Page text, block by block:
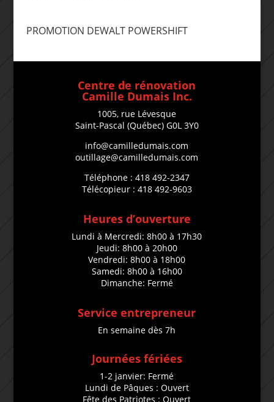
PROMOTION DEWALT POWERSHIFT
Centre de rénovation
Camille Dumais Inc.
1005, rue Lévesque
Saint-Pascal (Québec) G0L 3Y0
info@camilledumais.com
outillage@camilledumais.com
Téléphone : 418 492-2347
Télécopieur : 418 492-9603
Heures d’ouverture
Lundi à Mercredi: 8h00 à 17h30
Jeudi: 8h00 à 20h00
Vendredi: 8h00 à 18h00
Samedi: 8h00 à 16h00
Dimanche: Fermé
Service entrepreneur
En semaine dès 7h
Journées fériées
1-2 janvier: Fermé
Lundi de Pâques : Ouvert
Fête des Patriotes : Ouvert